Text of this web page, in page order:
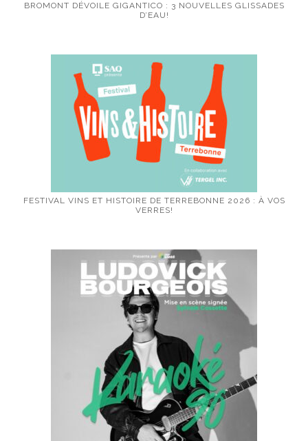
BROMONT DÉVOILE GIGANTICO : 3 NOUVELLES GLISSADES
D’EAU!
FESTIVAL VINS ET HISTOIRE DE TERREBONNE 2026 : À VOS
VERRES!